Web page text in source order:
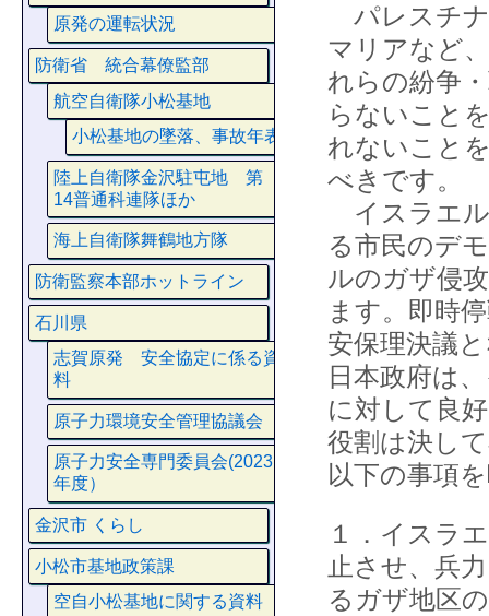
パレスチナ
マリアなど
れらの紛争
らないこと
れないこと
べきです。
イスラエル
る市民のデ
ルのガザ侵
ます。即時
安保理決議
日本政府は
に対して良
役割は決し
以下の事項
１．イスラ
止させ、兵
るガザ地区
原発の運転状況
防衛省 統合幕僚監部
航空自衛隊小松基地
小松基地の墜落、事故年表
陸上自衛隊金沢駐屯地 第
14普通科連隊ほか
海上自衛隊舞鶴地方隊
防衛監察本部ホットライン
石川県
志賀原発 安全協定に係る資
料
原子力環境安全管理協議会
原子力安全専門委員会(2023
年度）
金沢市 くらし
小松市基地政策課
空自小松基地に関する資料